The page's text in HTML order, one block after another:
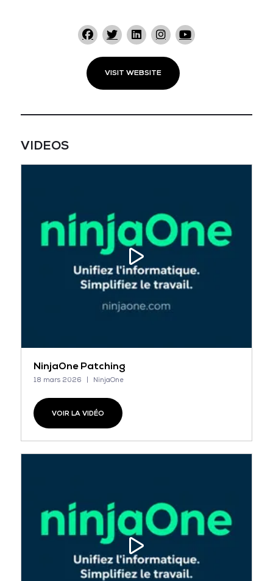
VISIT WEBSITE
VIDEOS
NinjaOne Patching
18 mars 2026 NinjaOne
VOIR LA VIDÉO